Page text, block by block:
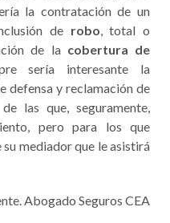
la contratación de un
de robo, total o
de la cobertura de
sería interesante la
defensa y reclamación de
las que, seguramente,
pero para los que
mediador que le asistirá
Abogado Seguros CEA